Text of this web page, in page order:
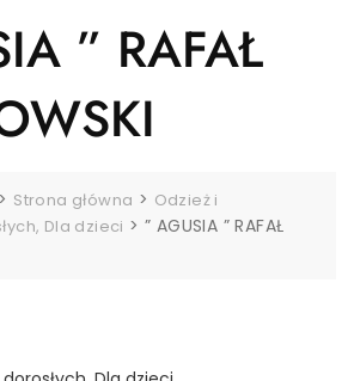
” RAFAŁ
> Strona główna > Odzież i
Dla dzieci >” AGUSIA ” RAFAŁ